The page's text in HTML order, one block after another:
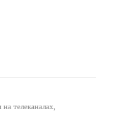
телеканалах,